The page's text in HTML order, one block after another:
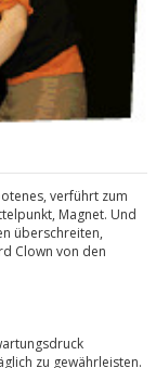
verführt zum
Magnet. Und
überschreiten,
Clown von den
zu gewährleisten.